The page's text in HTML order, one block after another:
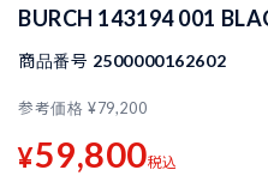
BURCH 143194 001
商品番号 2500000162602
参考価格 ¥79,200
¥59,800税込